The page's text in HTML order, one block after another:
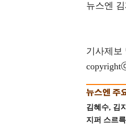
뉴스엔
기사제보
김혜수, 김
지퍼 스르